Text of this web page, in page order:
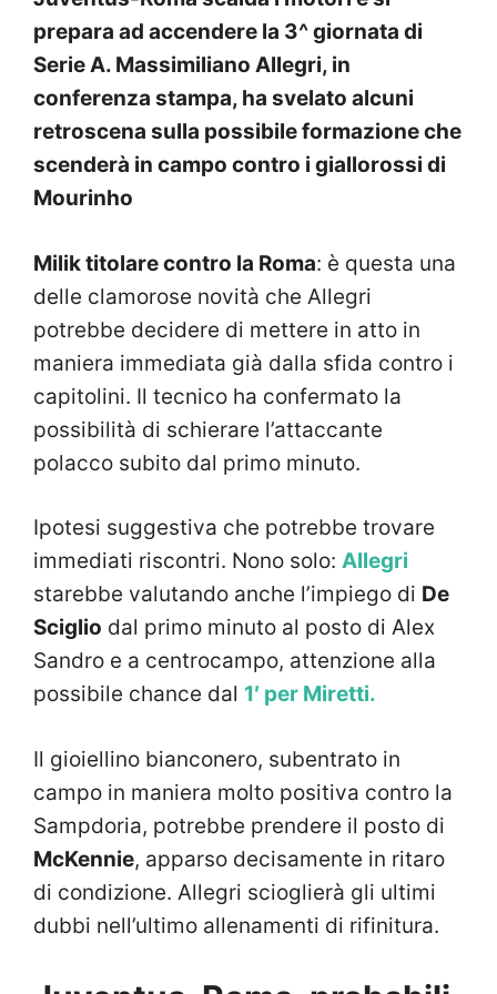
prepara ad accendere la 3^ giornata di
Serie A. Massimiliano Allegri, in
conferenza stampa, ha svelato alcuni
retroscena sulla possibile formazione che
scenderà in campo contro i giallorossi di
Mourinho
Milik titolare contro la Roma: è questa una
delle clamorose novità che Allegri
potrebbe decidere di mettere in atto in
maniera immediata già dalla sfida contro i
capitolini. Il tecnico ha confermato la
possibilità di schierare l’attaccante
polacco subito dal primo minuto.
Ipotesi suggestiva che potrebbe trovare
immediati riscontri. Nono solo: Allegri
starebbe valutando anche l’impiego di De
Sciglio dal primo minuto al posto di Alex
Sandro e a centrocampo, attenzione alla
possibile chance dal 1′ per Miretti.
Il gioiellino bianconero, subentrato in
campo in maniera molto positiva contro la
Sampdoria, potrebbe prendere il posto di
McKennie, apparso decisamente in ritaro
di condizione. Allegri scioglierà gli ultimi
dubbi nell’ultimo allenamenti di rifinitura.